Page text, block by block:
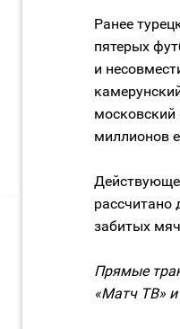
Ранее
пятерых
и
московский
миллионов
рассчитано
забитых
Прямые
«Матч ТВ»